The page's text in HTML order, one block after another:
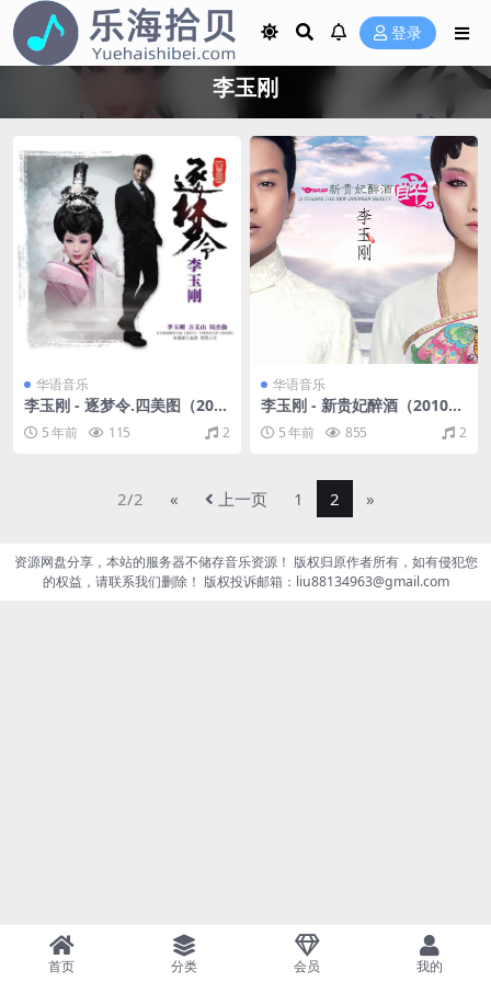
登录
李玉刚
华语音乐
李玉刚 - 逐梦令.四美图（201
1/FLAC/分轨/349M）
5 年前 115 2
华语音乐
李玉刚 - 新贵妃醉酒（2010/F
LAC/分轨/294M）
5 年前 855 2
2/2 « 上一页 1 2 »
资源网盘分享，本站的服务器不储存音乐资源！ 版权归原作者所有，如有侵犯您
的权益，请联系我们删除！ 版权投诉邮箱：liu88134963@gmail.com
首页 分类 会员 我的